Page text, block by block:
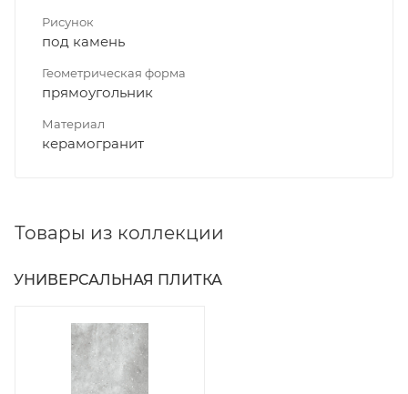
Рисунок
под камень
Геометрическая форма
прямоугольник
Материал
керамогранит
Товары из коллекции
УНИВЕРСАЛЬНАЯ ПЛИТКА